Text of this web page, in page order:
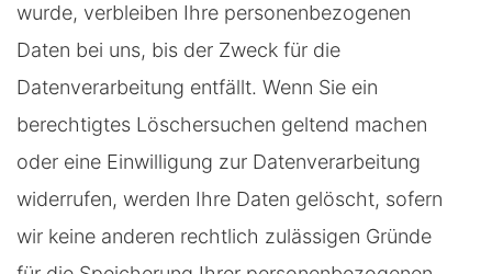
wurde, verbleiben Ihre personenbezogenen
Daten bei uns, bis der Zweck für die
Datenverarbeitung entfällt. Wenn Sie ein
berechtigtes Löschersuchen geltend machen
oder eine Einwilligung zur Datenverarbeitung
widerrufen, werden Ihre Daten gelöscht, sofern
wir keine anderen rechtlich zulässigen Gründe